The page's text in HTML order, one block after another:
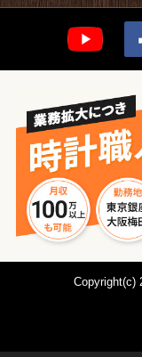
Copyright(c)